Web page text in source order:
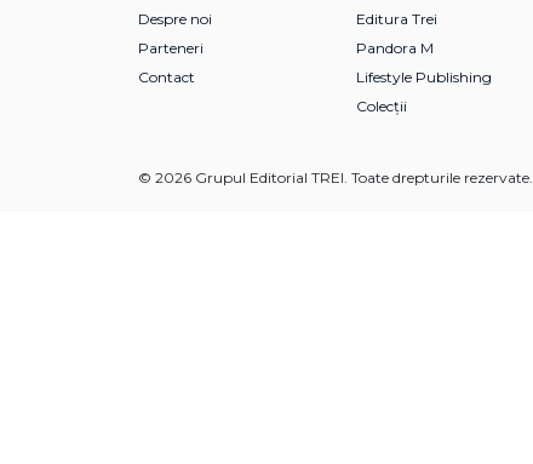
Despre noi
Parteneri
Contact
Editura Trei
Pandora M
Lifestyle Publishing
Colecții
© 2026 Grupul Editorial TREI. Toate drepturile rezervate.